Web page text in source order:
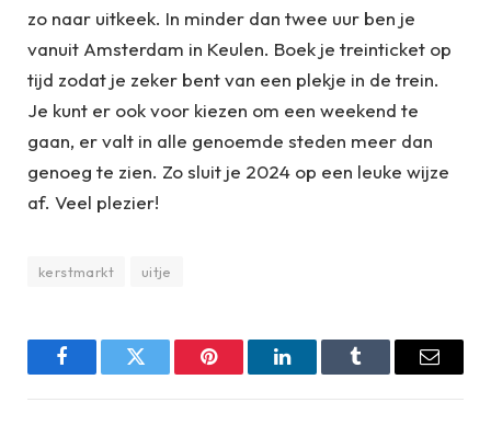
zo naar uitkeek. In minder dan twee uur ben je
vanuit Amsterdam in Keulen. Boek je treinticket op
tijd zodat je zeker bent van een plekje in de trein.
Je kunt er ook voor kiezen om een weekend te
gaan, er valt in alle genoemde steden meer dan
genoeg te zien. Zo sluit je 2024 op een leuke wijze
af. Veel plezier!
kerstmarkt uitje
FacebookTwitter Pinterest LinkedInTumblr Email